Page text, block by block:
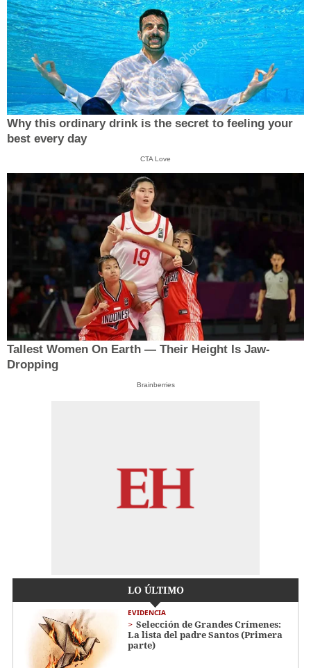
Why this ordinary drink is the secret to feeling your
best every day
CTA Love
Tallest Women On Earth — Their Height Is Jaw-
Dropping
Brainberries
LO ÚLTIMO
EVIDENCIA
Selección de Grandes Crímenes:
La lista del padre Santos (Primera
parte)